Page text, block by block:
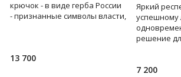
крючок - в виде герба России
- признанные символы власти,
13 700
Яркий
успешному
решение
из змеев
7 200